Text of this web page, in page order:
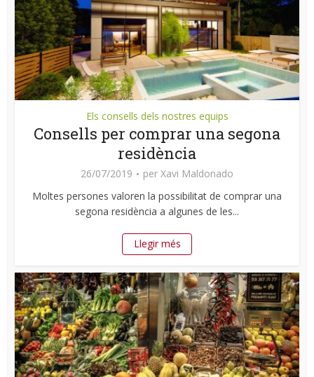
Els consells dels nostres equips
Consells per comprar una segona
residència
26/07/2019 per Xavi Maldonado
Moltes persones valoren la possibilitat de comprar una
segona residència a algunes de les...
Llegir més